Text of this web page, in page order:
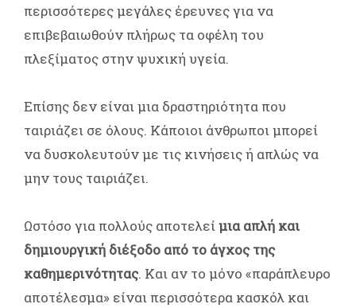
περισσότερες μεγάλες έρευνες για να
επιβεβαιωθούν πλήρως τα οφέλη του
πλεξίματος στην ψυχική υγεία.
Επίσης δεν είναι μια δραστηριότητα που
ταιριάζει σε όλους. Κάποιοι άνθρωποι μπορεί
να δυσκολευτούν με τις κινήσεις ή απλώς να
μην τους ταιριάζει.
Ωστόσο για πολλούς αποτελείμια απλή και
δημιουργική διέξοδο από το άγχος της
καθημερινότητας. Και αν το μόνο «παράπλευρο
αποτέλεσμα» είναι περισσότερα κασκόλ και